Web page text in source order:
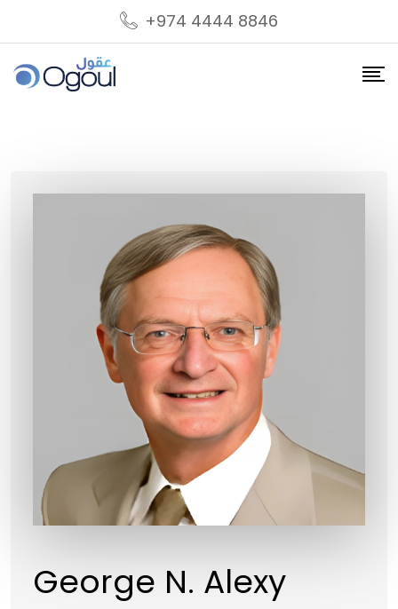
content
+974 4444 8846
George N. Alexy